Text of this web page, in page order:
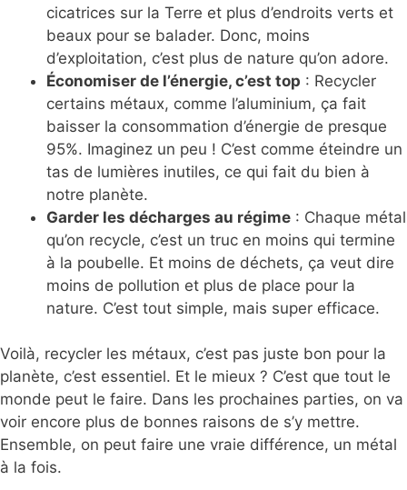
cicatrices sur la Terre et plus d’endroits verts et
beaux pour se balader. Donc, moins
d’exploitation, c’est plus de nature qu’on adore.
Économiser de l’énergie, c’est top : Recycler
certains métaux, comme l’aluminium, ça fait
baisser la consommation d’énergie de presque
95%. Imaginez un peu ! C’est comme éteindre un
tas de lumières inutiles, ce qui fait du bien à
notre planète.
Garder les décharges au régime : Chaque métal
qu’on recycle, c’est un truc en moins qui termine
à la poubelle. Et moins de déchets, ça veut dire
moins de pollution et plus de place pour la
nature. C’est tout simple, mais super efficace.
Voilà, recycler les métaux, c’est pas juste bon pour la
planète, c’est essentiel. Et le mieux ? C’est que tout le
monde peut le faire. Dans les prochaines parties, on va
voir encore plus de bonnes raisons de s’y mettre.
Ensemble, on peut faire une vraie différence, un métal
à la fois.